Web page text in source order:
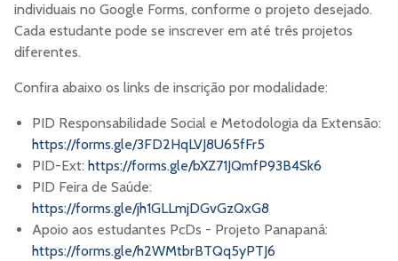
individuais no Google Forms, conforme o projeto desejado.
Cada estudante pode se inscrever em até três projetos
diferentes.
Confira abaixo os links de inscrição por modalidade:
PID Responsabilidade Social e Metodologia da Extensão:
https://forms.gle/3FD2HqLVJ8U65fFr5
PID-Ext: https://forms.gle/bXZ71JQmfP93B4Sk6
PID Feira de Saúde:
https://forms.gle/jh1GLLmjDGvGzQxG8
Apoio aos estudantes PcDs - Projeto Panapaná:
https://forms.gle/h2WMtbrBTQq5yPTJ6